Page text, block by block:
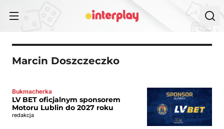
Marcin Doszczeczko
Bukmacherka
LV BET oficjalnym sponsorem
Motoru Lublin do 2027 roku
redakcja